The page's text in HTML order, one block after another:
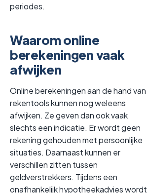
periodes.
Waarom online
berekeningen vaak
afwijken
Online berekeningen aan de hand van
rekentools kunnen nog weleens
afwijken. Ze geven dan ook vaak
slechts een indicatie. Er wordt geen
rekening gehouden met persoonlijke
situaties. Daarnaast kunnen er
verschillen zitten tussen
geldverstrekkers. Tijdens een
onafhankelijk hypotheekadvies wordt